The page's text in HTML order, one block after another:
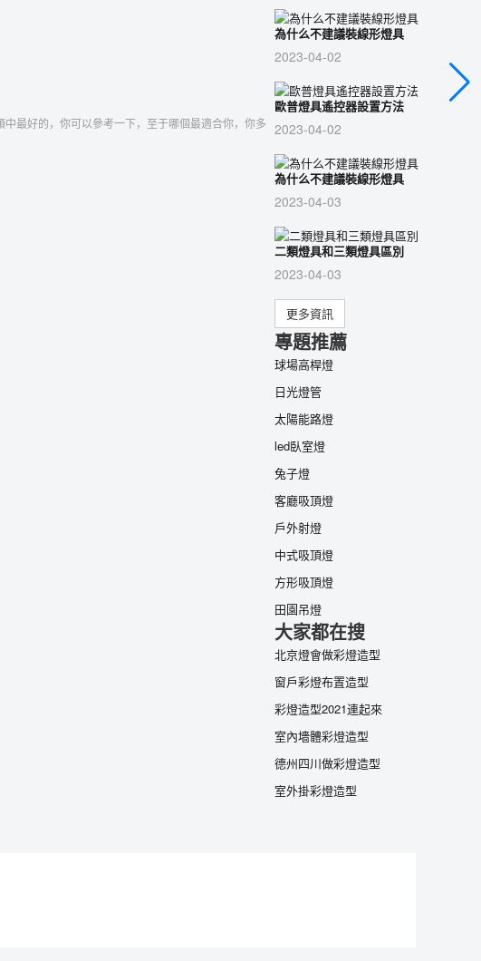
最好的，你可以參考一下，至于哪個最適合你，你多
為什么不建議裝線形燈具
2023-04-02
歐普燈具遙控器設置方法
2023-04-02
為什么不建議裝線形燈具
2023-04-03
二類燈具和三類燈具區別
2023-04-03
更多資訊
專題推薦
球場高桿燈
日光燈管
太陽能路燈
led臥室燈
兔子燈
客廳吸頂燈
戶外射燈
中式吸頂燈
方形吸頂燈
田園吊燈
大家都在搜
北京燈會做彩燈造型
窗戶彩燈布置造型
彩燈造型2021連起來
室內墻體彩燈造型
德州四川做彩燈造型
室外掛彩燈造型